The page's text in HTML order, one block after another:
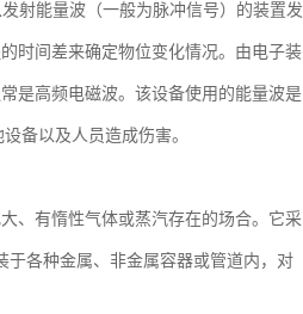
射能量波（一般为脉冲信号）的装置发
时间差来确定物位变化情况。由电子装
是高频电磁波。该设备使用的能量波是
备以及人员造成伤害。
、有惰性气体或蒸汽存在的场合。它采
于各种金属、非金属容器或管道内，对